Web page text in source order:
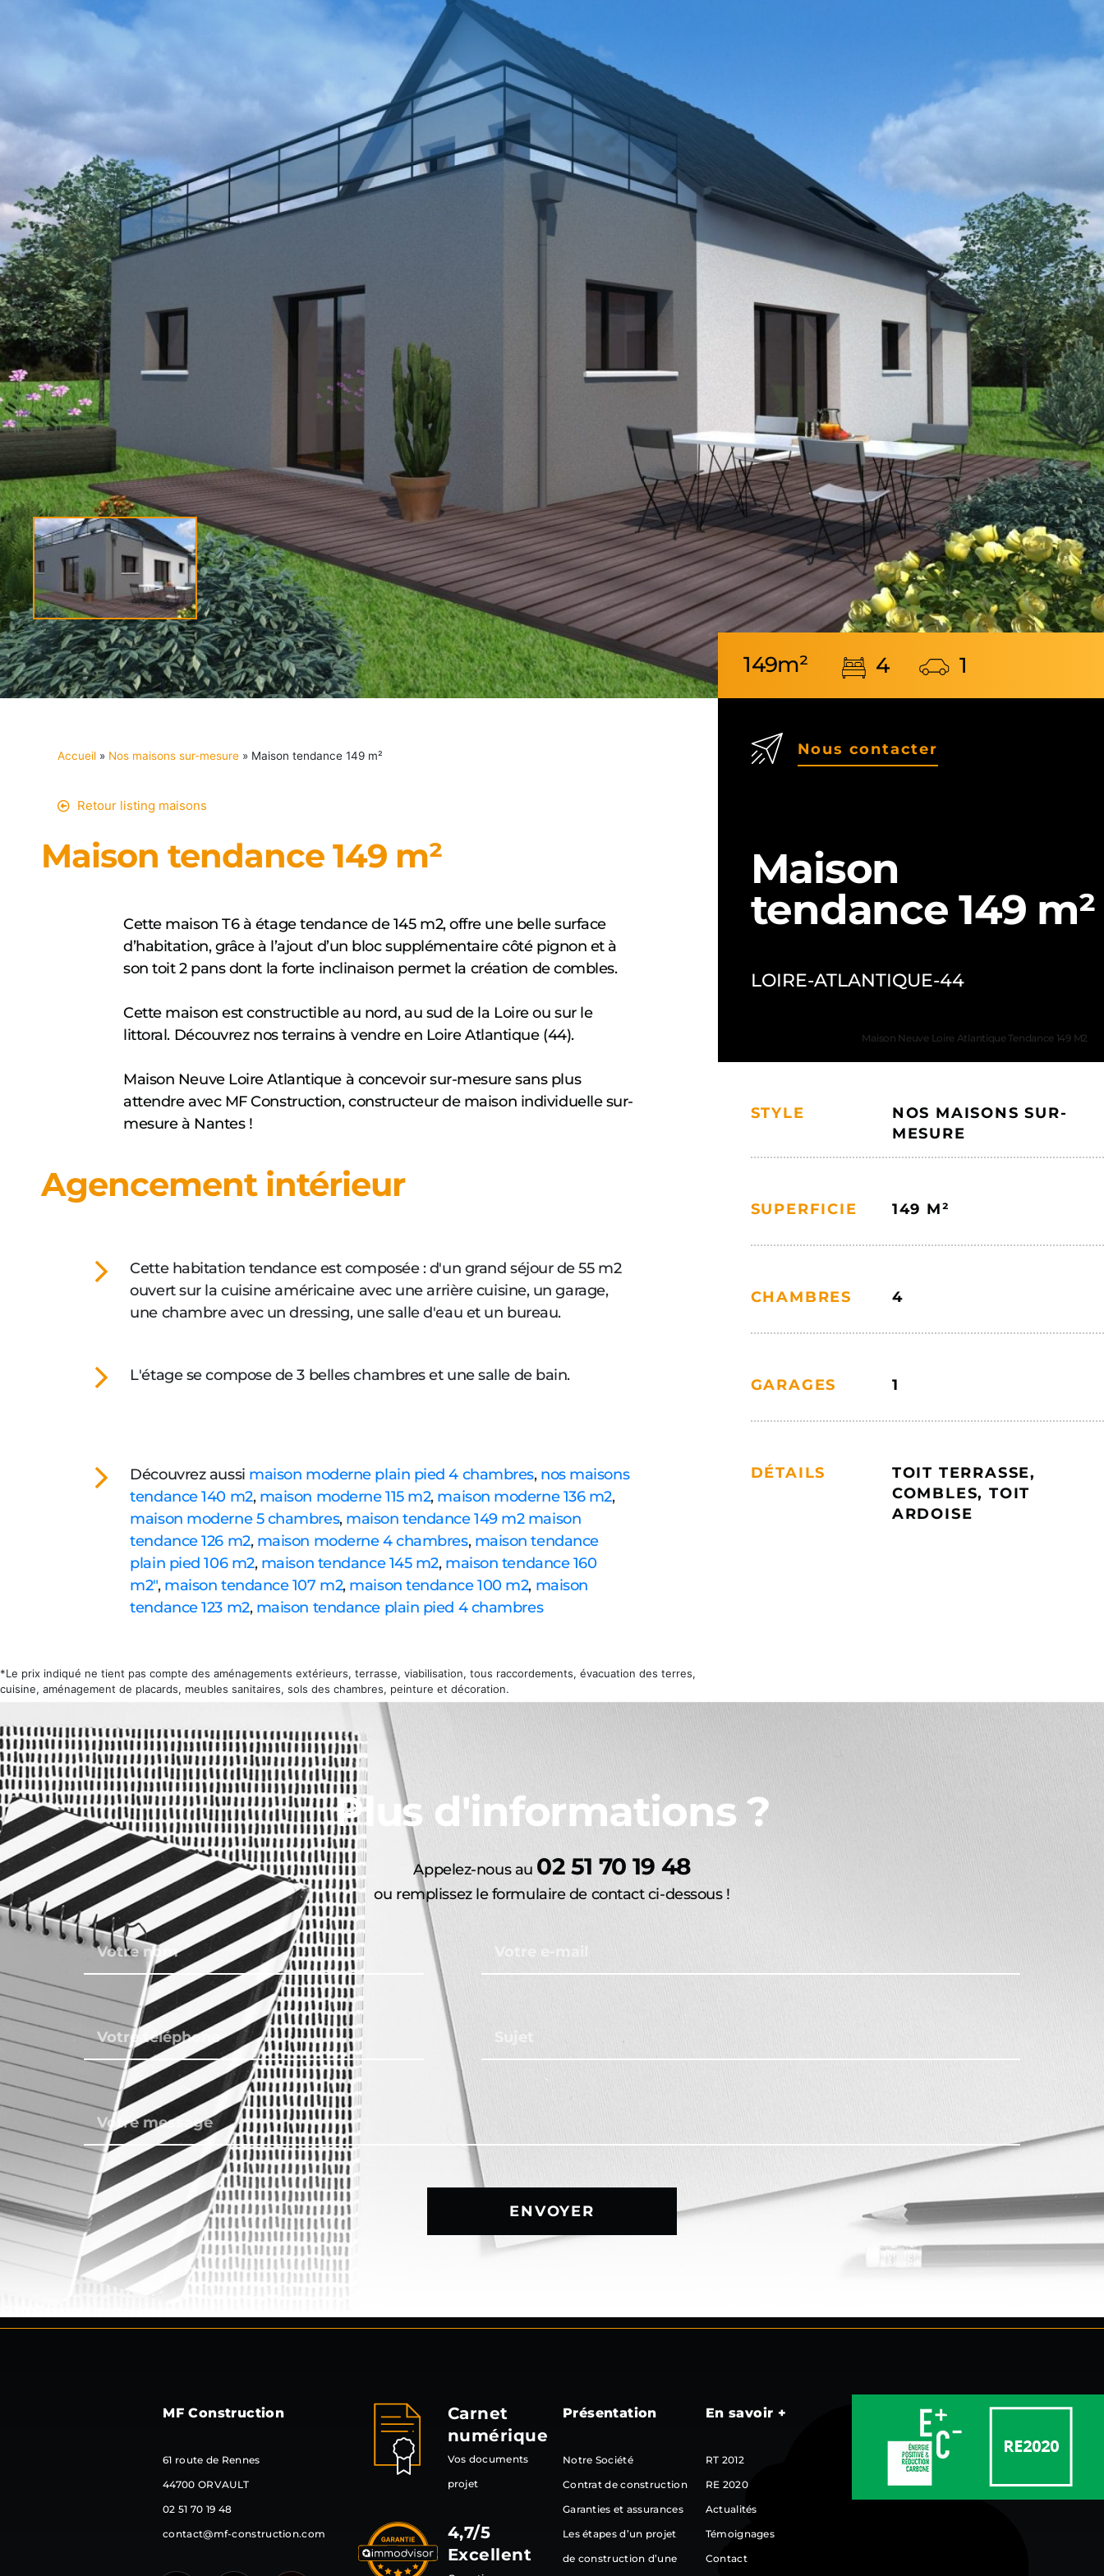
MAISONS SUR MESURE
149m² 4 1
Accueil » Nos maisons sur-mesure » Maison tendance 149 m²
Retour listing maisons
Maison tendance 149 m²
Cette maison T6 à étage tendance de 145 m2, offre une belle surface
d’habitation, grâce à l’ajout d’un bloc supplémentaire côté pignon et à
son toit 2 pans dont la forte inclinaison permet la création de combles.
Cette maison est constructible au nord, au sud de la Loire ou sur le
littoral. Découvrez nos terrains à vendre en Loire Atlantique (44).
Maison Neuve Loire Atlantique à concevoir sur-mesure sans plus
attendre avec MF Construction, constructeur de maison individuelle sur-
mesure à Nantes !
Agencement intérieur
Cette habitation tendance est composée : d'un grand séjour de 55 m2
ouvert sur la cuisine américaine avec une arrière cuisine, un garage,
une chambre avec un dressing, une salle d'eau et un bureau.
L'étage se compose de 3 belles chambres et une salle de bain.
Découvrez aussi maison moderne plain pied 4 chambres, nos maisons
tendance 140 m2, maison moderne 115 m2, maison moderne 136 m2,
maison moderne 5 chambres, maison tendance 149 m2 maison
tendance 126 m2, maison moderne 4 chambres, maison tendance
plain pied 106 m2, maison tendance 145 m2, maison tendance 160
m2", maison tendance 107 m2, maison tendance 100 m2, maison
tendance 123 m2, maison tendance plain pied 4 chambres
*Le prix indiqué ne tient pas compte des aménagements extérieurs, terrasse, viabilisation, tous raccordements, évacuation des terres,
cuisine, aménagement de placards, meubles sanitaires, sols des chambres, peinture et décoration.
Nous contacter
Maison
tendance 149 m²
LOIRE-ATLANTIQUE-44
Maison Neuve Loire Atlantique Tendance 149 M2
STYLE
NOS MAISONS SUR-
MESURE
SUPERFICIE 149 M²
CHAMBRES 4
GARAGES 1
DÉTAILS
TOIT TERRASSE,
COMBLES, TOIT
ARDOISE
Plus d'informations ?
Appelez-nous au 02 51 70 19 48
ou remplissez le formulaire de contact ci-dessous !
ENVOYER
MF Construction
61 route de Rennes
44700 ORVAULT
02 51 70 19 48
contact@mf-construction.com
Carnet
numérique
Vos documents
projet
4,7/5
Excellent
Présentation
Notre Société
Contrat de construction
Garanties et assurances
Les étapes d’un projet
de construction d’une
En savoir +
RT 2012
RE 2020
Actualités
Témoignages
Contact